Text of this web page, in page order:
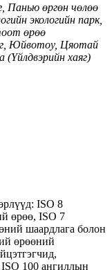
Панью өргөн чөлөө
экологийн парк,
өрөө
Юйвотоу, Цяотай
(Үйлдвэрийн хаяг)
ISO 8
өрөө, ISO 7
шаардлага болон
өрөөний
100 ангиллын